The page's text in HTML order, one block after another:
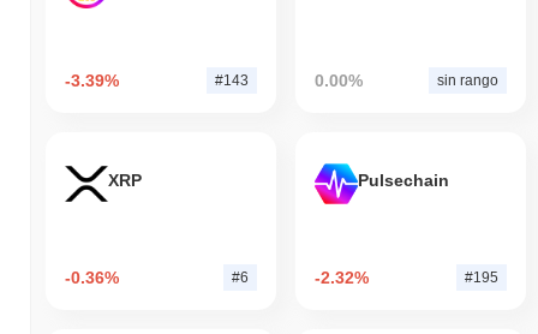
-3.39% #143 0.00% sin rango
XRP
-0.36% #6
Pulsechain
-2.32% #195